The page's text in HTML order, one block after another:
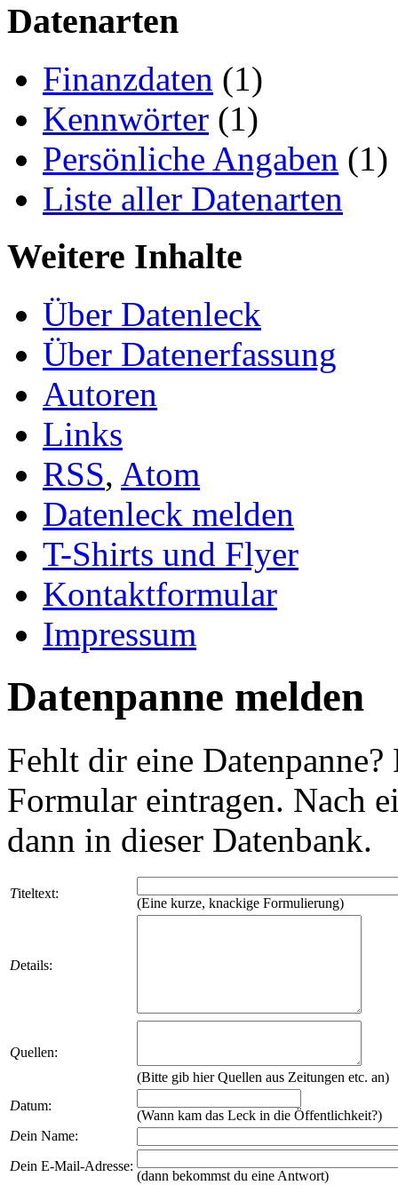
Datenarten
Finanzdaten (1)
Kennwörter (1)
Persönliche Angaben (1)
Liste aller Datenarten
Weitere Inhalte
Über Datenleck
Über Datenerfassung
Autoren
Links
RSS, Atom
Datenleck melden
T-Shirts und Flyer
Kontaktformular
Impressum
Datenpanne melden
Fehlt dir eine
Formular eintragen. Nach
dann in dieser Datenbank.
Titeltext:
(Eine kurze, knackige Formulierung)
Details:
Quellen:
(Bitte gib hier Quellen aus Zeitungen etc. an)
Datum:
(Wann kam das Leck in die Öffentlichkeit?)
Dein Name:
Dein E-Mail-Adresse:
(dann bekommst du eine Antwort)